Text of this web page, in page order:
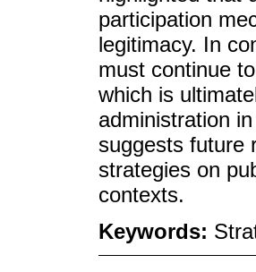
participation
legitimacy. In
must continue
which is
administration
suggests future
strategies on
contexts.
Keywords: